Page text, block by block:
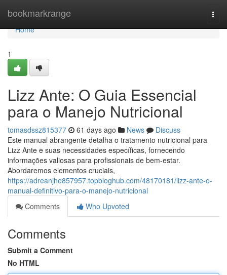
bookmarkrange
Home
Home
1
Lizz Ante: O Guia Essencial
para o Manejo Nutricional
tomasdssz815377 61 days ago News
Discuss
Este manual abrangente detalha o tratamento nutricional para
Lizz Ante e suas necessidades específicas, fornecendo
informações valiosas para profissionais de bem-estar.
Abordaremos elementos cruciais,
https://adreanjhe857957.topbloghub.com/48170181/lizz-ante-o-
manual-definitivo-para-o-manejo-nutricional
Comments
Who Upvoted
Comments
Submit a Comment
No HTML